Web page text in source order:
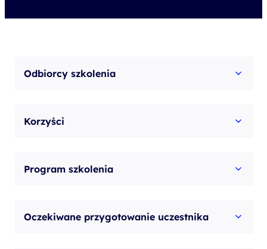
Odbiorcy szkolenia
Korzyści
Program szkolenia
Oczekiwane przygotowanie uczestnika